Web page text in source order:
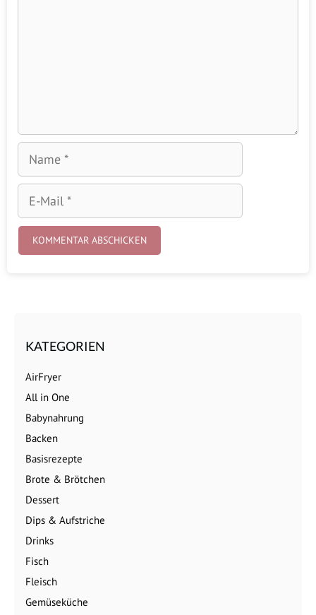
Name
Mail
KATEGORIEN
AirFryer
All in One
Babynahrung
Backen
Basisrezepte
Brote & Brötchen
Dessert
Dips & Aufstriche
Drinks
Fisch
Fleisch
Gemüseküche